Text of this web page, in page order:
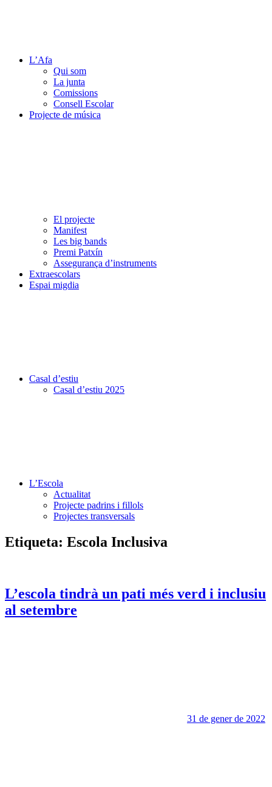
L’Afa
Qui som
La junta
Comissions
Consell Escolar
Projecte de música
El projecte
Manifest
Les big bands
Premi Patxín
Assegurança d’instruments
Extraescolars
Espai migdia
Casal d’estiu
Casal d’estiu 2025
L’Escola
Actualitat
Projecte padrins i fillols
Projectes transversals
Etiqueta: Escola Inclusiva
L’escola tindrà un pati més verd i inclusiu
al setembre
31 de gener de 2022